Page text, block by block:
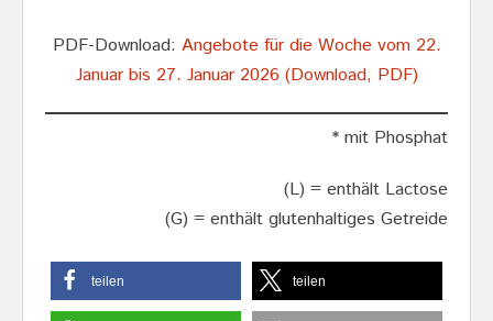
PDF-Download: Angebote für die Woche vom 22.
Januar bis 27. Januar 2026 (Download, PDF)
* mit Phosphat
(L) = enthält Lactose
(G) = enthält glutenhaltiges Getreide
teilen teilen